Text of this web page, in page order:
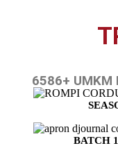
6586+
BATCH